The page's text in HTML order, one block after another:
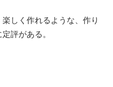
しく作れるような、作り
評がある。